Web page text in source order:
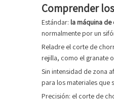
Comprender
Estándar: la máquina
normalmente por un
Reladre el corte de
rejilla, como el granate
Sin intensidad de zona
para los materiales que
Precisión: el corte de